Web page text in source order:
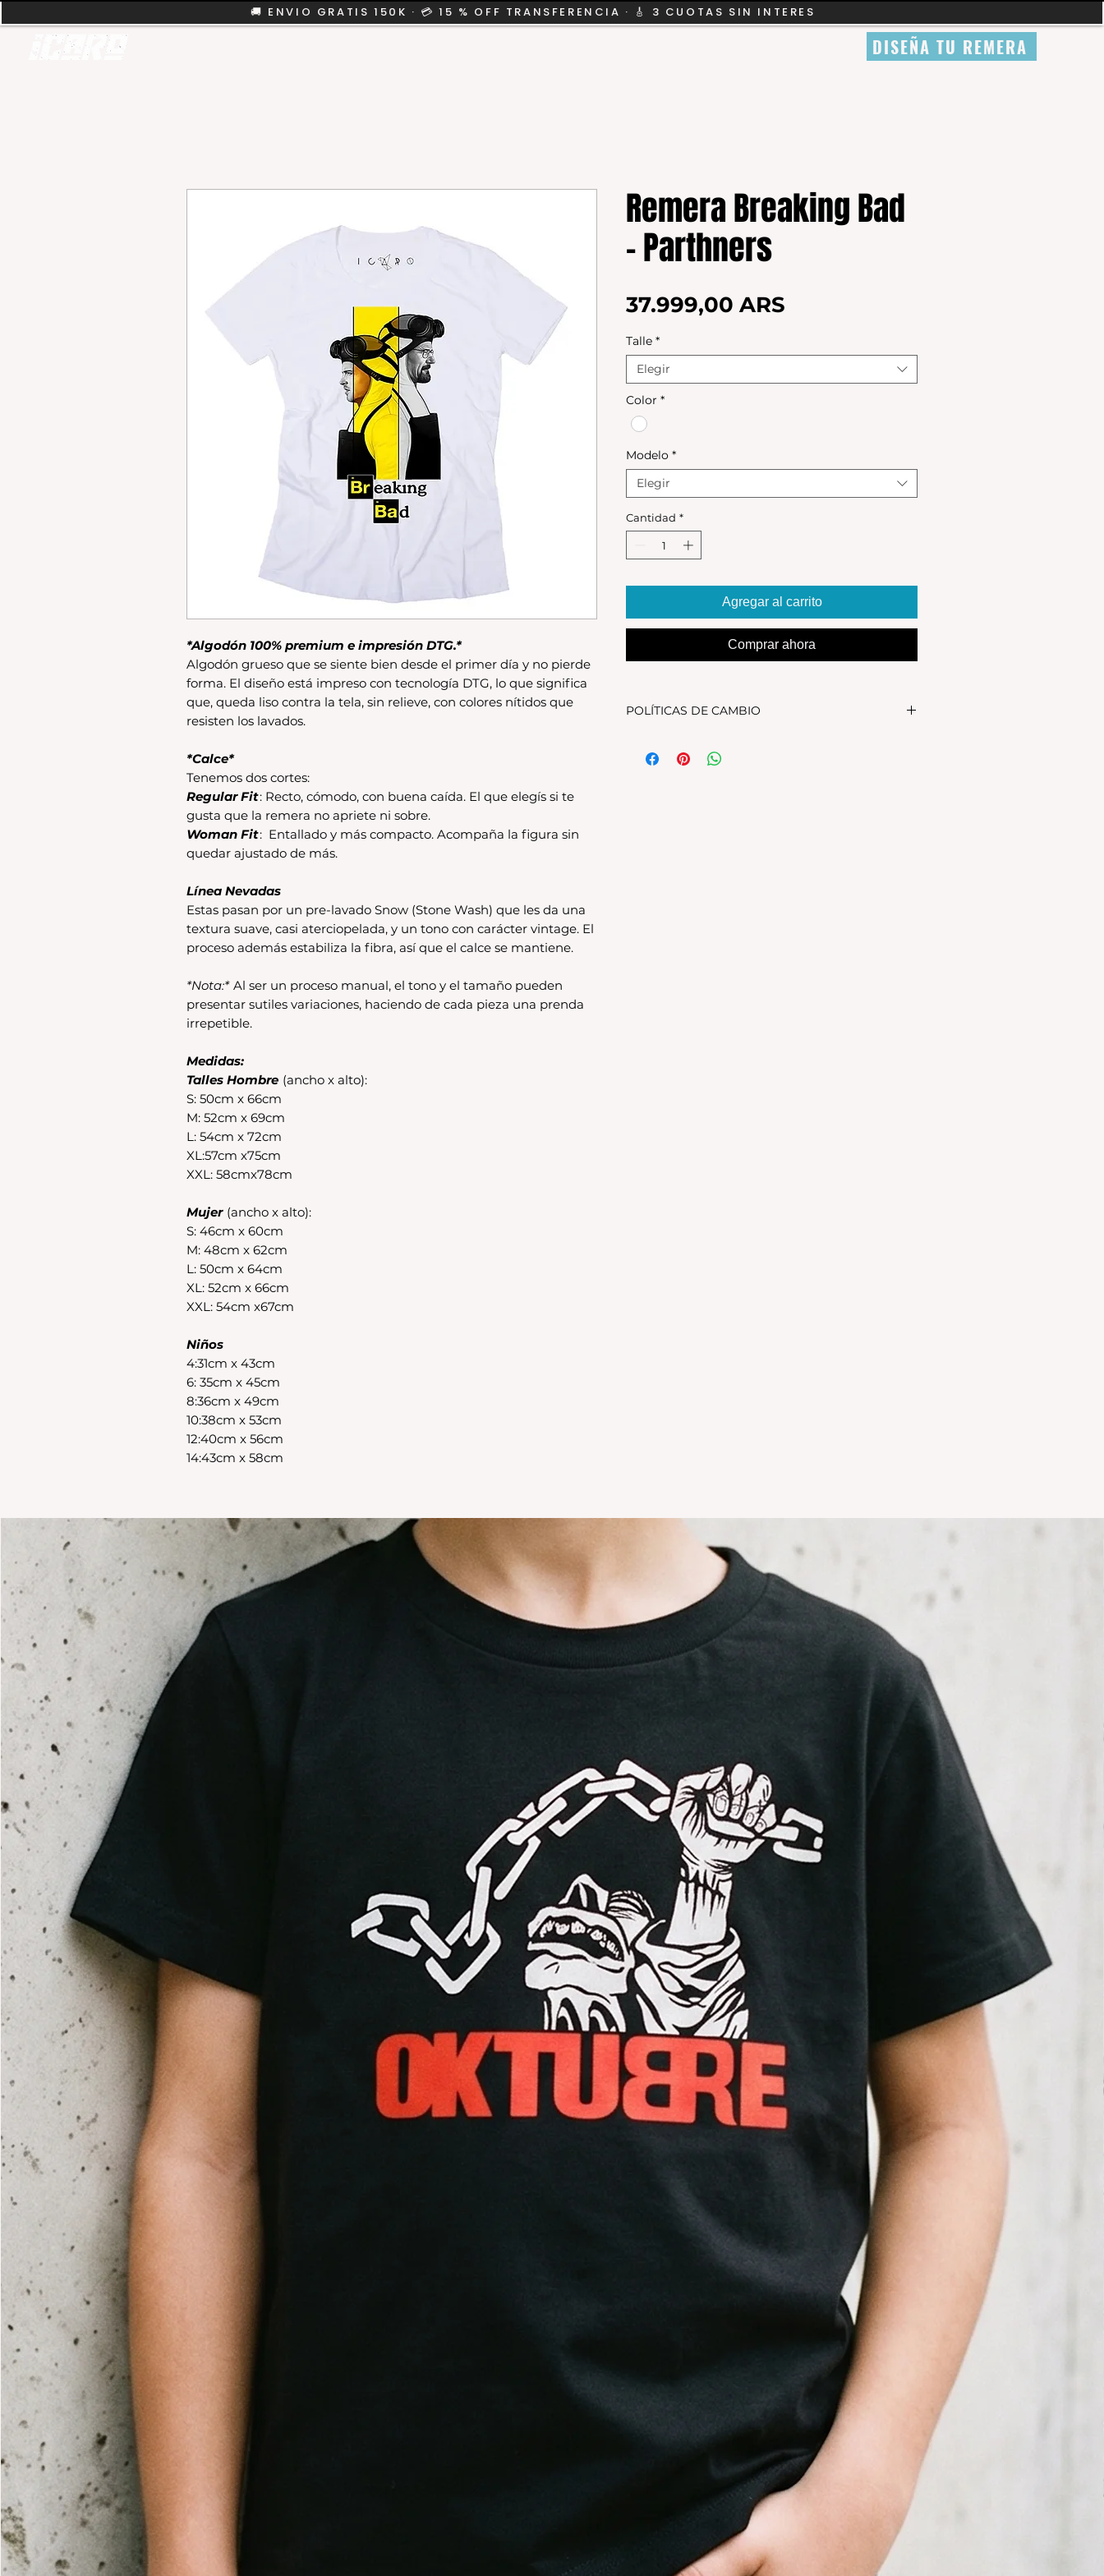
🚚 ENVIO GRATIS 150K · 💳 15 % OFF TRANSFERENCIA · 🎸 3 CUOTAS SIN INTERES
DISEÑA TU REMERA
*Algodón 100% premium e impresión DTG.*
Algodón grueso que se siente bien desde el primer día y no pierde
forma. El diseño está impreso con tecnología DTG, lo que significa
que, queda liso contra la tela, sin relieve, con colores nítidos que
resisten los lavados.
*Calce*
Tenemos dos cortes:
Regular Fit: Recto, cómodo, con buena caída. El que elegís si te
gusta que la remera no apriete ni sobre.
Woman Fit: Entallado y más compacto. Acompaña la figura sin
quedar ajustado de más.
Línea Nevadas
Estas pasan por un pre-lavado Snow (Stone Wash) que les da una
textura suave, casi aterciopelada, y un tono con carácter vintage. El
proceso además estabiliza la fibra, así que el calce se mantiene.
*Nota:* Al ser un proceso manual, el tono y el tamaño pueden
presentar sutiles variaciones, haciendo de cada pieza una prenda
irrepetible.
Medidas:
Talles Hombre (ancho x alto):
S: 50cm x 66cm
M: 52cm x 69cm
L: 54cm x 72cm
XL:57cm x75cm
XXL: 58cmx78cm
Mujer (ancho x alto):
S: 46cm x 60cm
M: 48cm x 62cm
L: 50cm x 64cm
XL: 52cm x 66cm
XXL: 54cm x67cm
Niños
4:31cm x 43cm
6: 35cm x 45cm
8:36cm x 49cm
10:38cm x 53cm
12:40cm x 56cm
14:43cm x 58cm
Remera Breaking Bad
- Parthners
37.999,00 ARS
Talle *
Elegir
Color *
Modelo *
Elegir
Cantidad *
Agregar al carrito
Comprar ahora
POLÍTICAS DE CAMBIO
debe encontrarse sin uso y en su packaging